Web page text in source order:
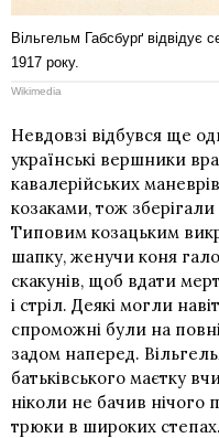
Вільгельм Габсбурґ відвідує
1917 року.
Wikimedia
Невдовзі відбувся ще
українські вершники
кавалерійських
козаками, тож зберігали
Типовим козацьким
шапку, женучи коня
скакунів, щоб вдати
і стріл. Деякі могли
спроможні були на
задом наперед.
батьківського маєтку
ніколи не бачив нічого
трюки в широких